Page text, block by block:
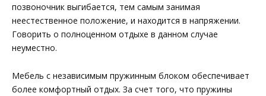
позвоночник выгибается, тем самым занимая
неестественное положение, и находится в напряжении.
Говорить о полноценном отдыхе в данном случае
неуместно.
Мебель с независимым пружинным блоком обеспечивает
более комфортный отдых. За счет того, что пружины